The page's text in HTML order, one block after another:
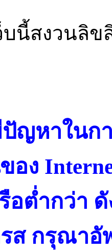
บนี้สงวนลิ
หาในกา
อง
อต่ำกว่า
ส กรุณาอั